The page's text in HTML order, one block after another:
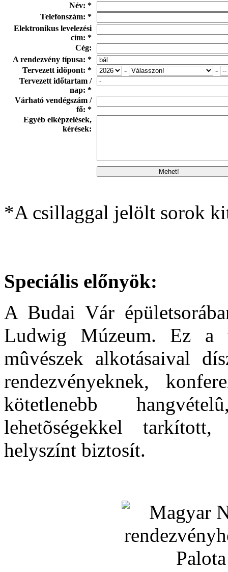
Név: *
Telefonszám: *
Elektronikus levelezési
cím: *
Cég:
A rendezvény típusa: *
Tervezett időpont: *
-
-
Tervezett időtartam /
nap: *
Várható vendégszám /
fő: *
Egyéb elképzelések,
kérések:
*A csillaggal jelölt sorok
Speciális előnyök:
A Budai Vár
Ludwig Múzeum. Ez a
mûvészek alkotásaival
rendezvényeknek,
kötetlenebb
lehetõségekkel
helyszínt biztosít.